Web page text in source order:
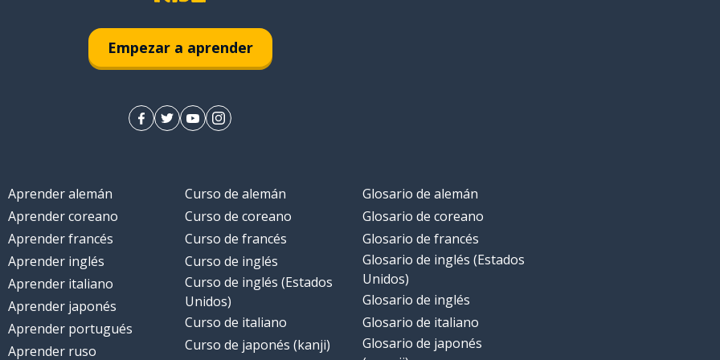
Empezar a aprender
Aprender alemán
Aprender coreano
Aprender francés
Aprender inglés
Aprender italiano
Aprender japonés
Aprender portugués
Aprender ruso
Curso de alemán
Curso de coreano
Curso de francés
Curso de inglés
Curso de inglés (Estados
Unidos)
Curso de italiano
Curso de japonés (kanji)
Glosario de alemán
Glosario de coreano
Glosario de francés
Glosario de inglés (Estados
Unidos)
Glosario de inglés
Glosario de italiano
Glosario de japonés